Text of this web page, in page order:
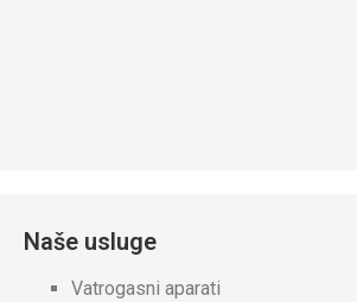
Naše usluge
Vatrogasni aparati